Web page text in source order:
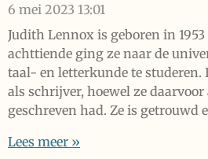
6 mei 2023 13:01
Judith Lennox is geboren in
achttiende ging ze naar de
taal- en letterkunde te studeren.
als schrijver, hoewel ze
geschreven had. Ze is getrouwd
Lees meer »